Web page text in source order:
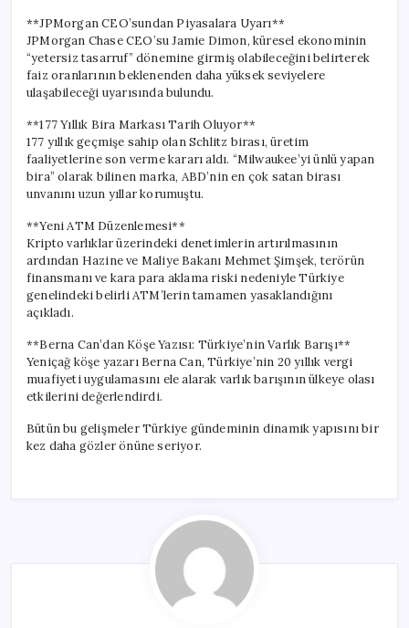
**JPMorgan CEO’sundan Piyasalara Uyarı**
JPMorgan Chase CEO’su Jamie Dimon, küresel ekonominin
“yetersiz tasarruf” dönemine girmiş olabileceğini belirterek
faiz oranlarının beklenenden daha yüksek seviyelere
ulaşabileceği uyarısında bulundu.
**177 Yıllık Bira Markası Tarih Oluyor**
177 yıllık geçmişe sahip olan Schlitz birası, üretim
faaliyetlerine son verme kararı aldı. “Milwaukee’yi ünlü yapan
bira” olarak bilinen marka, ABD’nin en çok satan birası
unvanını uzun yıllar korumuştu.
**Yeni ATM Düzenlemesi**
Kripto varlıklar üzerindeki denetimlerin artırılmasının
ardından Hazine ve Maliye Bakanı Mehmet Şimşek, terörün
finansmanı ve kara para aklama riski nedeniyle Türkiye
genelindeki belirli ATM’lerin tamamen yasaklandığını
açıkladı.
**Berna Can’dan Köşe Yazısı: Türkiye’nin Varlık Barışı**
Yeniçağ köşe yazarı Berna Can, Türkiye’nin 20 yıllık vergi
muafiyeti uygulamasını ele alarak varlık barışının ülkeye olası
etkilerini değerlendirdi.
Bütün bu gelişmeler Türkiye gündeminin dinamik yapısını bir
kez daha gözler önüne seriyor.